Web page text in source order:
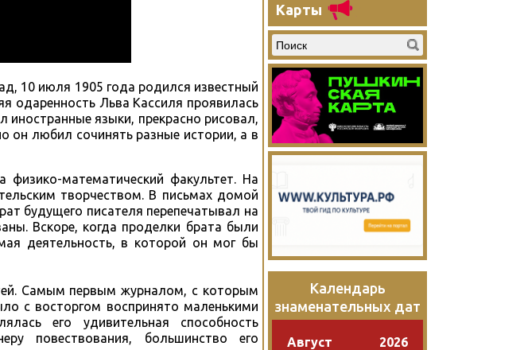
10 июля 1905 года родился известный
одаренность Льва Кассиля проявилась
иностранные языки, прекрасно рисовал,
любил сочинять разные истории, а в
математический факультет. На
творчеством. В письмах домой
будущего писателя перепечатывал на
Вскоре, когда проделки брата были
деятельность, в которой он мог бы
Самым первым журналом, с которым
с восторгом воспринято маленькими
его удивительная способность
повествования, большинство его
Карты
Календарь
знаменательных дат
Август 2026